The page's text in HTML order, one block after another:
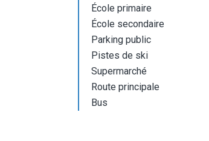
École primaire
École secondaire
Parking public
Pistes de ski
Supermarché
Route principale
Bus